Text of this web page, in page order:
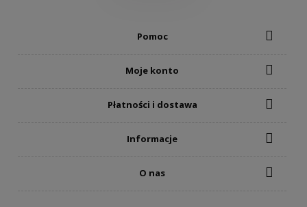
Pomoc
Moje konto
Płatności i dostawa
Informacje
O nas